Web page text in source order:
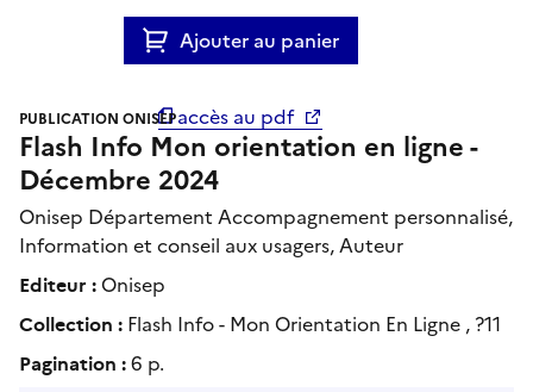
Ajouter au panier
accès au pdf
PUBLICATION ONISEP
Flash Info Mon orientation en ligne -
Décembre 2024
Onisep Département Accompagnement personnalisé,
Information et conseil aux usagers, Auteur
Editeur : Onisep
Collection : Flash Info - Mon Orientation En Ligne , ?11
Pagination :6 p.